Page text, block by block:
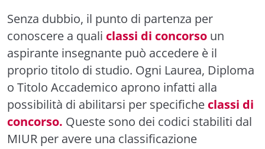
Senza dubbio, il punto di partenza per
conoscere a quali classi di concorso un
aspirante insegnante può accedere è il
proprio titolo di studio. Ogni Laurea, Diploma
o Titolo Accademico aprono infatti alla
possibilità di abilitarsi per specifiche classi di
concorso. Queste sono dei codici stabiliti dal
MIUR per avere una classificazione